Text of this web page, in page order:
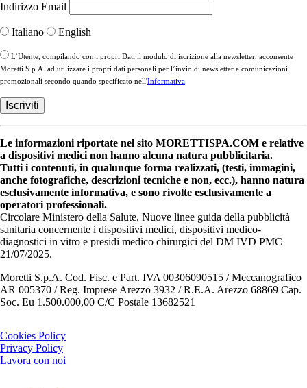
Indirizzo Email
Italiano English
L’Utente, compilando con i propri Dati il modulo di iscrizione alla newsletter, acconsente
Moretti S.p.A. ad utilizzare i propri dati personali per l’invio di newsletter e comunicazioni
promozionali secondo quando specificato nell'Informativa
Le informazioni riportate nel sito MORETTISPA.COM e relative
a dispositivi medici non hanno alcuna natura pubblicitaria.
Tutti i contenuti, in qualunque forma realizzati, (testi, immagini,
anche fotografiche, descrizioni tecniche e non, ecc.), hanno natura
esclusivamente informativa, e sono rivolte esclusivamente a
operatori professionali.
Circolare Ministero della Salute. Nuove linee guida della pubblicità
sanitaria concernente i dispositivi medici, dispositivi medico-
diagnostici in vitro e presidi medico chirurgici del DM IVD PMC
21/07/2025.
Moretti S.p.A. Cod. Fisc. e Part. IVA 00306090515 / Meccanografico
AR 005370 / Reg. Imprese Arezzo 3932 / R.E.A. Arezzo 68869 Cap.
Soc. Eu 1.500.000,00 C/C Postale 13682521
Cookies Policy
Privacy Policy
Lavora con noi